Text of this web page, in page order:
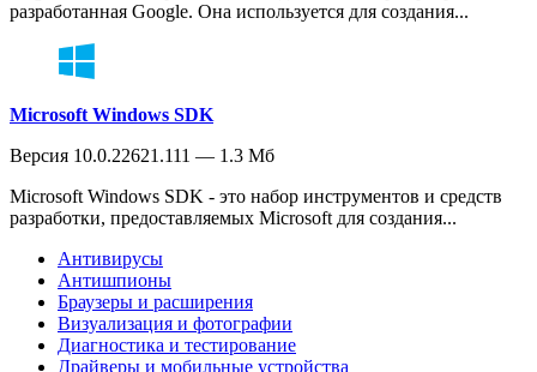
разработанная Google. Она используется для создания...
Microsoft Windows SDK
Версия 10.0.22621.111 — 1.3 Мб
Microsoft Windows SDK - это набор инструментов и средств
разработки, предоставляемых Microsoft для создания...
Антивирусы
Антишпионы
Браузеры и расширения
Визуализация и фотографии
Диагностика и тестирование
Драйверы и мобильные устройства